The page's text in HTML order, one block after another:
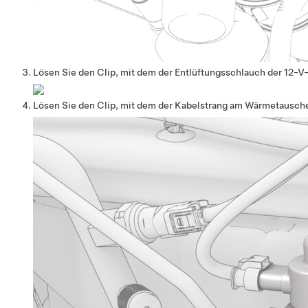
Lösen Sie den Clip, mit dem der Entlüftungsschlauch der
Lösen Sie den Clip, mit dem der Kabelstrang am